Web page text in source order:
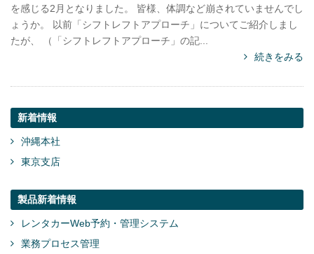
を感じる2月となりました。 皆様、体調など崩されていませんでし
ょうか。 以前「シフトレフトアプローチ」についてご紹介しまし
たが、 （「シフトレフトアプローチ」の記...
続きをみる
新着情報
沖縄本社
東京支店
製品新着情報
レンタカーWeb予約・管理システム
業務プロセス管理